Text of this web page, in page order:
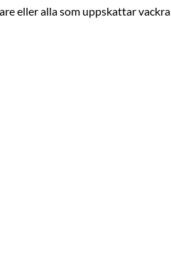
eller alla som uppskattar vackra